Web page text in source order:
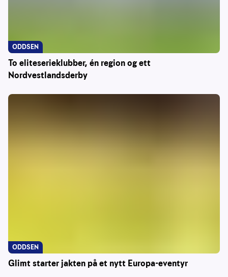
To eliteserieklubber, én region og ett
Nordvestlandsderby
ODDSEN
Glimt starter jakten på et nytt Europa-eventyr
ODDSEN